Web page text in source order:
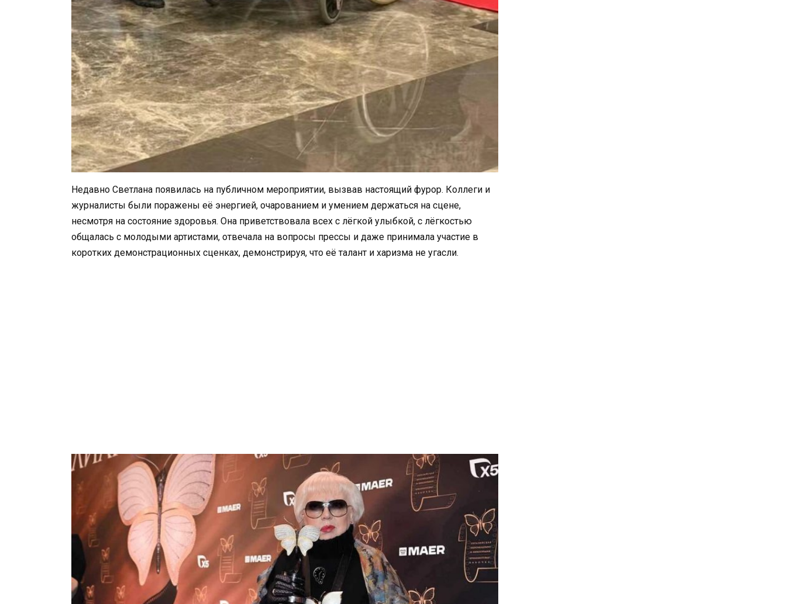
Недавно Светлана появилась на публичном мероприятии, вызвав настоящий фурор. Коллеги и
журналисты были поражены её энергией, очарованием и умением держаться на сцене,
несмотря на состояние здоровья. Она приветствовала всех с лёгкой улыбкой, с лёгкостью
общалась с молодыми артистами, отвечала на вопросы прессы и даже принимала участие в
коротких демонстрационных сценках, демонстрируя, что её талант и харизма не угасли.